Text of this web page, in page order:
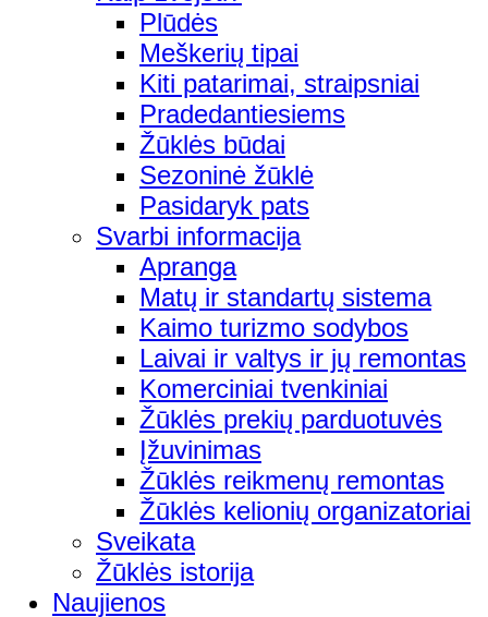
Plūdės
Meškerių tipai
Kiti patarimai, straipsniai
Pradedantiesiems
Žūklės būdai
Sezoninė žūklė
Pasidaryk pats
Svarbi informacija
Apranga
Matų ir standartų sistema
Kaimo turizmo sodybos
Laivai ir valtys ir jų remontas
Komerciniai tvenkiniai
Žūklės prekių parduotuvės
Įžuvinimas
Žūklės reikmenų remontas
Žūklės kelionių organizatoriai
Sveikata
Žūklės istorija
Naujienos